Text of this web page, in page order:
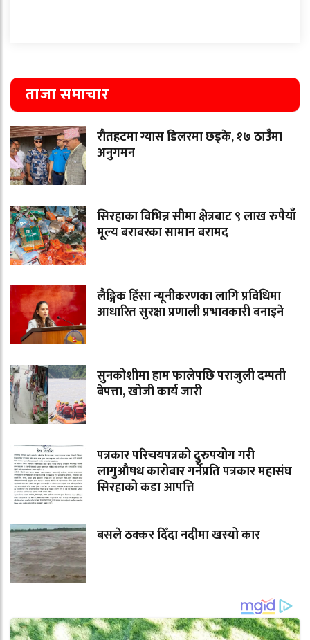
ताजा समाचार
रौतहटमा ग्यास डिलरमा छड्के, १७ ठाउँमा
अनुगमन
सिरहाका विभिन्न सीमा क्षेत्रबाट ९ लाख रुपैयाँ
मूल्य बराबरका सामान बरामद
लैङ्गिक हिंसा न्यूनीकरणका लागि प्रविधिमा
आधारित सुरक्षा प्रणाली प्रभावकारी बनाइने
सुनकोशीमा हाम फालेपछि पराजुली दम्पती
बेपत्ता, खोजी कार्य जारी
पत्रकार परिचयपत्रको दुरुपयोग गरी
लागुऔषध कारोबार गर्नेप्रति पत्रकार महासंघ
सिरहाको कडा आपत्ति
बसले ठक्कर दिँदा नदीमा खस्यो कार